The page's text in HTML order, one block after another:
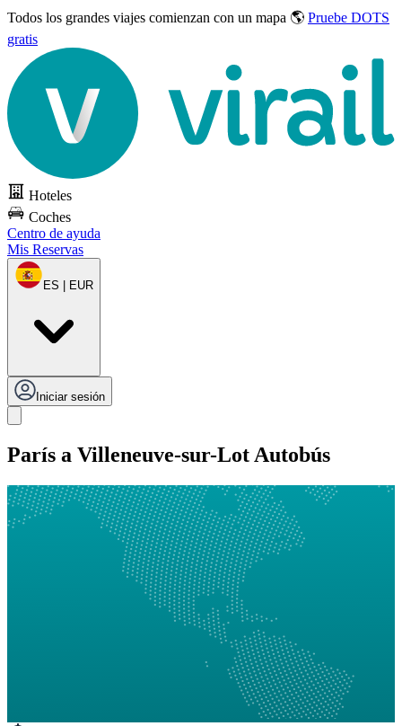
Todos los grandes viajes comienzan con un mapa 🌎 Pruebe DOTS
gratis
Hoteles
Coches
Centro de ayuda
Mis Reservas
ES | EUR
Iniciar sesión
París a Villeneuve-sur-Lot Autobús